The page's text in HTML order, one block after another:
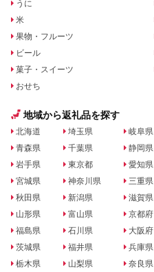
うに
米
果物・フルーツ
ビール
菓子・スイーツ
おせち
地域から返礼品を探す
北海道
青森県
岩手県
宮城県
秋田県
山形県
福島県
茨城県
栃木県
埼玉県
千葉県
東京都
神奈川県
新潟県
富山県
石川県
福井県
山梨県
岐阜県
静岡県
愛知県
三重県
滋賀県
京都府
大阪府
兵庫県
奈良県